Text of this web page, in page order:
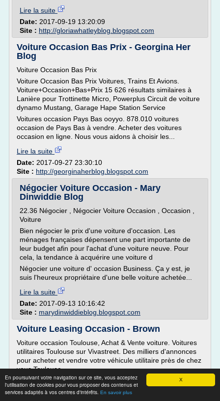
X
En poursuivant votre navigation sur ce site, vous acceptez
l'utilisation de cookies pour vous proposer des contenus et
services adaptés à vos centres d'intérêts. En savoir plus
Lire la suite
Date: 2017-09-19 13:20:09
Site : http://gloriawhatleyblog.blogspot.com
Voiture Occasion Bas Prix - Georgina Her
Blog
Voiture Occasion Bas Prix
Voiture Occasion Bas Prix Voitures, Trains Et Avions.
Voiture+Occasion+Bas+Prix 15 626 résultats similaires à
Lanière pour Trottinette Micro, Powerplus Circuit de voiture
dynamo Mustang, Garage Hape Station Service
Voitures occasion Pays Bas ooyyo. 878.010 voitures
occasion de Pays Bas à vendre. Acheter des voitures
occasion en ligne. Nous vous aidons à choisir les...
Lire la suite
Date: 2017-09-27 23:30:10
Site : http://georginaherblog.blogspot.com
Négocier Voiture Occasion - Mary
Dinwiddie Blog
22.36 Négocier , Négocier Voiture Occasion , Occasion ,
Voiture
Bien négocier le prix d'une voiture d'occasion. Les
ménages françaises dépensent une part importante de
leur budget afin pour l'achat d'une voiture neuve. Pour
cela, la tendance à acquérire une voiture d
Négocier une voiture d' occasion Business. Ça y est, je
suis l'heureux propriétaire d'une belle voiture achetée...
Lire la suite
Date: 2017-09-13 10:16:42
Site : marydinwiddieblog.blogspot.com
Voiture Leasing Occasion - Brown
Voiture occasion Toulouse, Achat & Vente voiture. Voitures
utilitaires Toulouse sur Vivastreet. Des milliers d'annonces
pour acheter et vendre votre véhicule utilitaire près de chez
vous Toulouse
Auto occasion en Belgique / 2.216.033 occasions (auto.
Votre prochaine voiture en occasion ou moto se trouve